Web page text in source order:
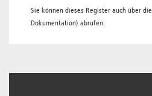
Sie können dieses Register auch über die
Dokumentation) abrufen.